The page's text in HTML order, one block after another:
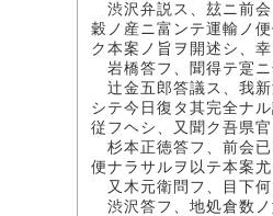
渋沢弁説ス、玆ニ前会
穀ノ産ニ富ンテ運輸ノ
ク本案ノ旨ヲ開述シ、
岩橋答フ、聞得テ寔ニ
辻金五郎答議ス、我新
シテ今日復タ其完全ナ
従フヘシ、又聞ク吾県
杉本正徳答フ、前会已
便ナラサルヲ以テ本案
又木元衛問フ、目下何
渋沢答フ、地処倉数ノ